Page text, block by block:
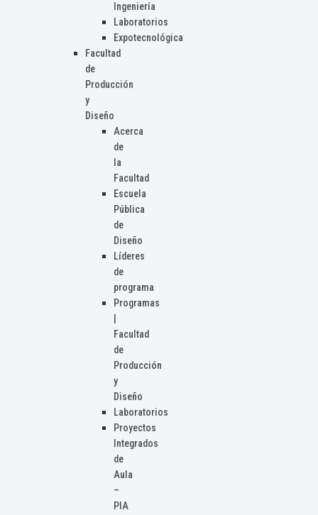
Ingeniería
Laboratorios
Expotecnológica
Facultad
de
Producción
y
Diseño
Acerca
de
la
Facultad
Escuela
Pública
de
Diseño
Líderes
de
programa
Programas
Facultad
de
Producción
y
Diseño
Laboratorios
Proyectos
Integrados
de
Aula
–
PIA